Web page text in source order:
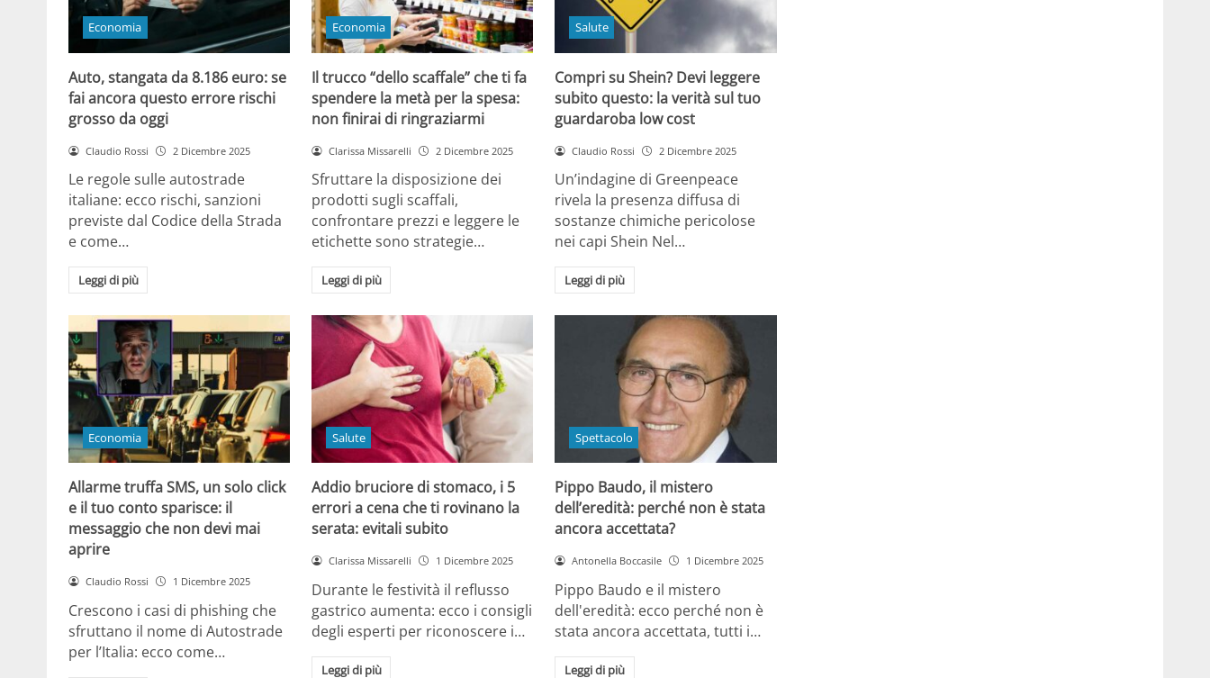
Economia
Auto, stangata da 8.186 euro: se
fai ancora questo errore rischi
grosso da oggi
Claudio Rossi 2 Dicembre 2025
Le regole sulle autostrade
italiane: ecco rischi, sanzioni
previste dal Codice della Strada
e come…
Leggi di più
Economia
Il trucco “dello scaffale” che ti fa
spendere la metà per la spesa:
non finirai di ringraziarmi
Clarissa Missarelli 2 Dicembre 2025
Sfruttare la disposizione dei
prodotti sugli scaffali,
confrontare prezzi e leggere le
etichette sono strategie…
Leggi di più
Salute
Compri su Shein? Devi leggere
subito questo: la verità sul tuo
guardaroba low cost
Claudio Rossi 2 Dicembre 2025
Un’indagine di Greenpeace
rivela la presenza diffusa di
sostanze chimiche pericolose
nei capi Shein Nel…
Leggi di più
Economia
Allarme truffa SMS, un solo click
e il tuo conto sparisce: il
messaggio che non devi mai
aprire
Claudio Rossi 1 Dicembre 2025
Crescono i casi di phishing che
sfruttano il nome di Autostrade
per l’Italia: ecco come…
Salute
Addio bruciore di stomaco, i 5
errori a cena che ti rovinano la
serata: evitali subito
Clarissa Missarelli 1 Dicembre 2025
Durante le festività il reflusso
gastrico aumenta: ecco i consigli
degli esperti per riconoscere i…
Leggi di più
Spettacolo
Pippo Baudo, il mistero
dell’eredità: perché non è stata
ancora accettata?
Antonella Boccasile 1 Dicembre 2025
Pippo Baudo e il mistero
dell'eredità: ecco perché non è
stata ancora accettata, tutti i…
Leggi di più